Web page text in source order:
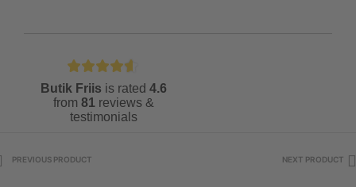
Butik Friis is rated 4.6
from 81 reviews &
testimonials
PREVIOUS PRODUCT NEXT PRODUCT